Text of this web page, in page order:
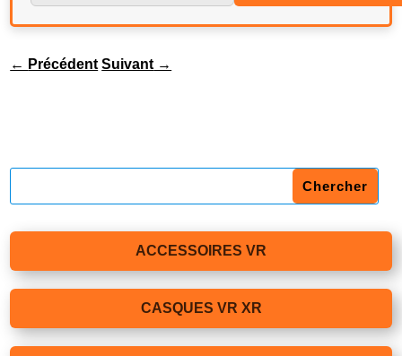
← Précédent Suivant →
ACCESSOIRES VR
CASQUES VR XR